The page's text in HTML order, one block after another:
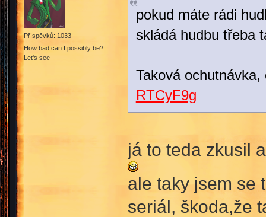
Příspěvků: 1033
How bad can I possibly be?
Let's see
pokud máte rádi
skládá hudbu třeba
Taková
RTCyF9g
já to teda zkusil
ale taky jsem se
seriál, škoda,že